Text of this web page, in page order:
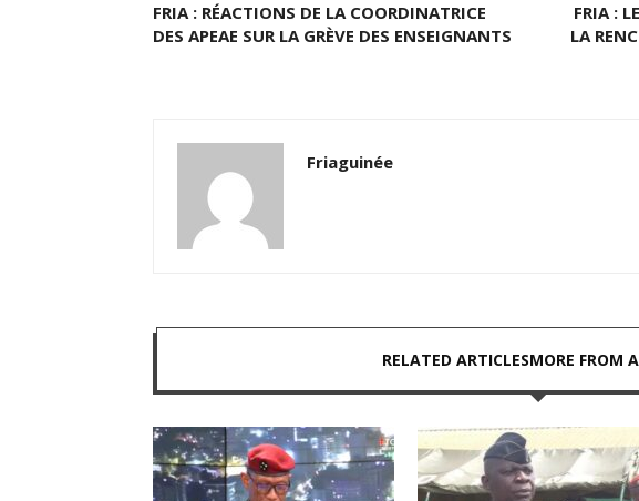
FRIA : RÉACTIONS DE LA COORDINATRICE
DES APEAE SUR LA GRÈVE DES ENSEIGNANTS
FRIA :
LA
Friaguinée
RELATED ARTICLESMORE FROM